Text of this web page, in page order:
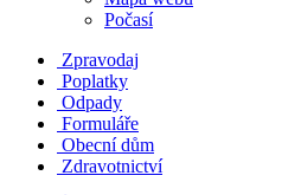
Počasí
Zpravodaj
Poplatky
Odpady
Formuláře
Obecní dům
Zdravotnictví